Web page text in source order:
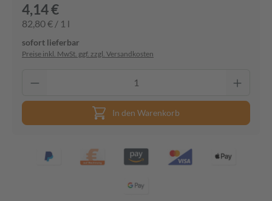
4,14 €
82,80 € / 1 l
sofort lieferbar
Preise inkl. MwSt. ggf. zzgl. Versandkosten
In den Warenkorb